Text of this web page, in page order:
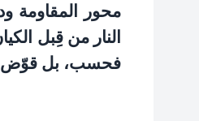
محور المقاومة
النار من قِبل
فحسب، بل قوّض